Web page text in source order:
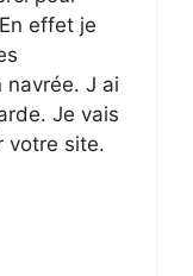
effet je
navrée. J ai
Je vais
votre site.